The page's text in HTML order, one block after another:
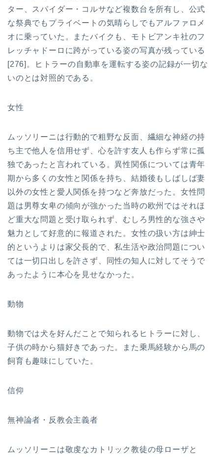
ター、スパイダー・コルサなど複数台を所有し、公式
な祭典でもプライベートの気晴らしでもアルファロメ
オに乗っていた。またバイクも、モトビアンキ社のフ
レッチャドーロに跨がっている姿の写真が残っている
[276]。ヒトラーの自動車を運転する姿の記録が一切な
いのとは対照的である。
女性
ムッソリーニは行動的で粗野な反面、繊細な神経の持
ち主で他人を信用せず、心を許す友人も作らず常に孤
独であったと言われている。異性関係については青年
期から多くの女性と関係を持ち、結婚後もしばしば妻
以外の女性と愛人関係を持つなど奔放だった。女性問
題は男尊女卑の傾向が強かった当時の欧州ではそれほ
ど重大な問題と受け取られず、むしろ男性的な強さや
魅力として好意的に報道された。女性の扱い方は紳士
的というよりは家父長的で、私生活や政治問題につい
ては一切口出しを許さず、同性の知人に対してそうで
あったように本心を見せなかった。
動物
動物では犬を好んだことで知られるヒトラーに対し、
子供の時から猫好きであった。また乗馬経験から馬の
飼育も趣味にしていた。
信仰
無神論者・反教会主義者
ムッソリーニは敬虔なカトリック教徒の母ローザと